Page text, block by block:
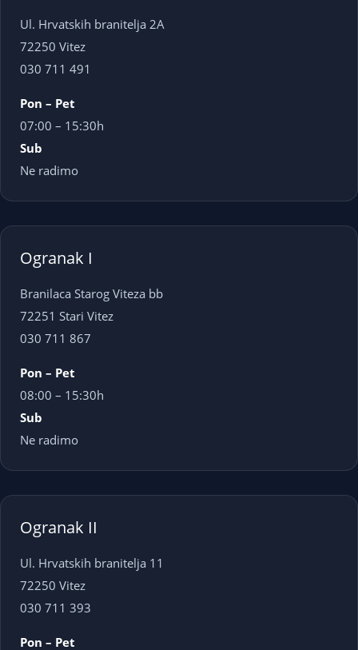
Ul. Hrvatskih branitelja 2A
72250 Vitez
030 711 491
Pon – Pet
07:00 – 15:30h
Sub
Ne radimo
Ogranak I
Branilaca Starog Viteza bb
72251 Stari Vitez
030 711 867
Pon – Pet
08:00 – 15:30h
Sub
Ne radimo
Ogranak II
Ul. Hrvatskih branitelja 11
72250 Vitez
030 711 393
Pon – Pet